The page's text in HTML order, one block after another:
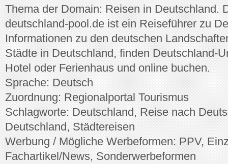
Thema der Domain: Reisen in Deutschland.
deutschland-pool.de ist ein Reiseführer zu
Informationen zu den deutschen
Städte in Deutschland, finden Deutschland-
Hotel oder Ferienhaus und online buchen.
Sprache: Deutsch
Zuordnung: Regionalportal Tourismus
Schlagworte: Deutschland, Reise nach
Deutschland, Städtereisen
Werbung / Mögliche Werbeformen: PPV,
Fachartikel/News, Sonderwerbeformen